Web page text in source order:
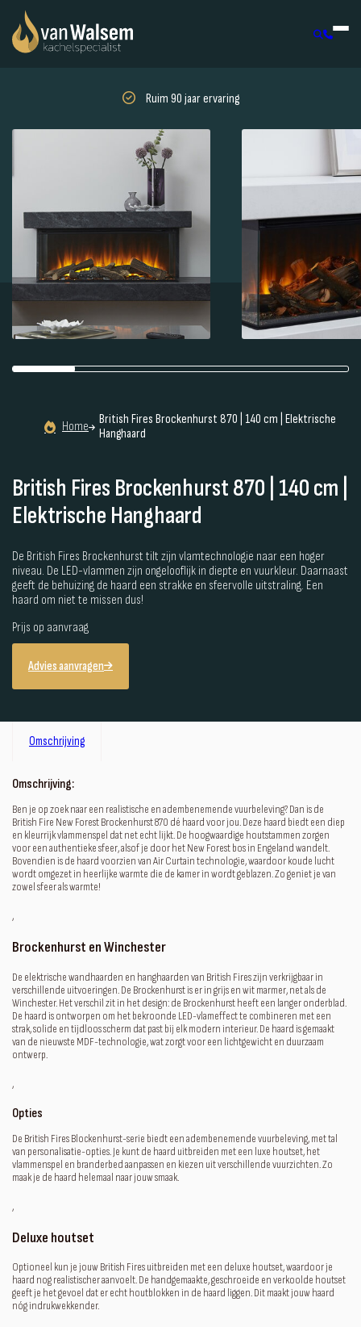
Ruim 90 jaar ervaring
Home
British Fires Brockenhurst 870 | 140 cm | Elektrische
Hanghaard
British Fires Brockenhurst 870 | 140 cm |
Elektrische Hanghaard
De British Fires Brockenhurst tilt zijn vlamtechnologie naar een hoger
niveau. De LED-vlammen zijn ongelooflijk in diepte en vuurkleur. Daarnaast
geeft de behuizing de haard een strakke en sfeervolle uitstraling. Een
haard om niet te missen dus!
Prijs op aanvraag
Advies aanvragen
Omschrijving
Omschrijving:
Ben je op zoek naar een realistische en adembenemende vuurbeleving? Dan is de
British Fire New Forest Brockenhurst 870 dé haard voor jou. Deze haard biedt een diep
en kleurrijk vlammenspel dat net echt lijkt. De hoogwaardige houtstammen zorgen
voor een authentieke sfeer, alsof je door het New Forest bos in Engeland wandelt.
Bovendien is de haard voorzien van Air Curtain technologie, waardoor koude lucht
wordt omgezet in heerlijke warmte die de kamer in wordt geblazen. Zo geniet je van
zowel sfeer als warmte!
‚
Brockenhurst en Winchester
De elektrische wandhaarden en hanghaarden van British Fires zijn verkrijgbaar in
verschillende uitvoeringen. De Brockenhurst is er in grijs en wit marmer, net als de
Winchester. Het verschil zit in het design: de Brockenhurst heeft een langer onderblad.
De haard is ontworpen om het bekroonde LED-vlameffect te combineren met een
strak, solide en tijdloos scherm dat past bij elk modern interieur. De haard is gemaakt
van de nieuwste MDF-technologie, wat zorgt voor een lichtgewicht en duurzaam
ontwerp.
‚
Opties
De British Fires Blockenhurst-serie biedt een adembenemende vuurbeleving, met tal
van personalisatie-opties. Je kunt de haard uitbreiden met een luxe houtset, het
vlammenspel en branderbed aanpassen en kiezen uit verschillende vuurzichten. Zo
maak je de haard helemaal naar jouw smaak.
‚
Deluxe houtset
Optioneel kun je jouw British Fires uitbreiden met een deluxe houtset, waardoor je
haard nog realistischer aanvoelt. De handgemaakte, geschroeide en verkoolde houtset
geeft je het gevoel dat er echt houtblokken in de haard liggen. Dit maakt jouw haard
nóg indrukwekkender.